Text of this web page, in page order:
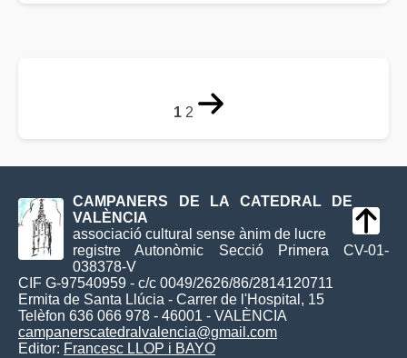
1 2
CAMPANERS DE LA CATEDRAL DE
VALÈNCIA
associació cultural sense ànim de lucre
registre Autonòmic Secció Primera CV-01-
038378-V
CIF G-97540959 - c/c 0049/2626/86/2814120711
Ermita de Santa Llúcia - Carrer de l'Hospital, 15
Telèfon 636 066 978 - 46001 - VALÈNCIA
campanerscatedralvalencia@gmail.com
Editor: Francesc LLOP i BAYO